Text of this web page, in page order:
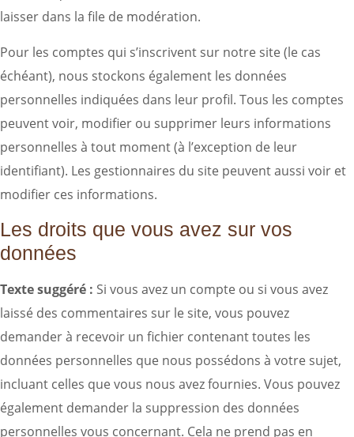
laisser dans la file de modération.
Pour les comptes qui s’inscrivent sur notre site (le cas
échéant), nous stockons également les données
personnelles indiquées dans leur profil. Tous les comptes
peuvent voir, modifier ou supprimer leurs informations
personnelles à tout moment (à l’exception de leur
identifiant). Les gestionnaires du site peuvent aussi voir et
modifier ces informations.
Les droits que vous avez sur vos
données
Texte suggéré : Si vous avez un compte ou si vous avez
laissé des commentaires sur le site, vous pouvez
demander à recevoir un fichier contenant toutes les
données personnelles que nous possédons à votre sujet,
incluant celles que vous nous avez fournies. Vous pouvez
également demander la suppression des données
personnelles vous concernant. Cela ne prend pas en